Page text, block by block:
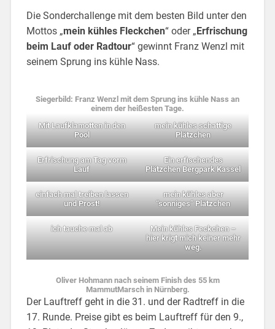
Die Sonderchallenge mit dem besten Bild unter den
Mottos „mein kühles Fleckchen“ oder „Erfrischung
beim Lauf oder Radtour“ gewinnt Franz Wenzl mit
seinem Sprung ins kühle Nass.
Siegerbild: Franz Wenzl mit dem Sprung ins kühle Nass an
einem der heißesten Tage.
Mit Laufklamotten in den
Pool
mein kühles schattige
Plätzchen
Erfrischung am Tag vorm
Lauf
Ein erfischendes
Plätzchen Bergpark Kassel
einfach mal treiben lassen
und Prost!
mein kühles aber
“sonniges” Plätzchen
ich tauche mal ab
Mein kühles Feckchen –
hier krigt mich keiner mehr
weg.
Oliver Hohmann nach seinem Finish des 55 km
MammutMarsch in Nürnberg.
Der Lauftreff geht in die 31. und der Radtreff in die
17. Runde. Preise gibt es beim Lauftreff für den 9.,